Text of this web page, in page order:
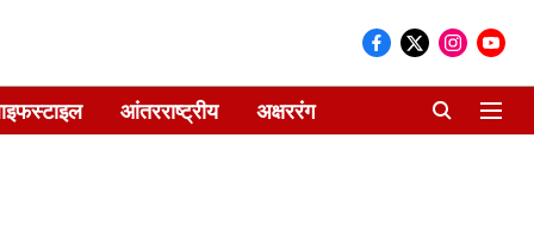
आंतरराष्ट्रीय अक्षररंग